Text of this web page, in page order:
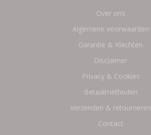
Over ons
Algemene voorwaarden
Garantie & Klachten
Disclaimer
Privacy & Cookies
Betaalmethoden
Verzenden & retourneren
Contact